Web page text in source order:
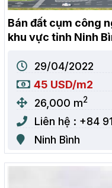
Bán đất cụm công
khu vực tỉnh Ninh
29/04/2022
45 USD/m2
26,000 m2
Liên hệ : +84
Ninh Bình